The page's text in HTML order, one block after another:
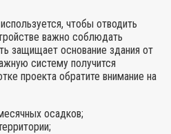
чтобы отводить
важно соблюдать
защищает основание здания от
систему получится
проекта обратите внимание на
осадков;